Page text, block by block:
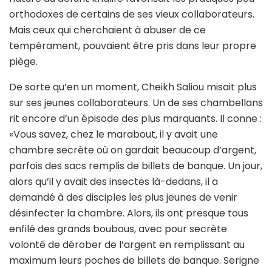
orthodoxes de certains de ses vieux collaborateurs.
Mais ceux qui cherchaient à abuser de ce
tempérament, pouvaient être pris dans leur propre
piège.
De sorte qu’en un moment, Cheikh Saliou misait plus
sur ses jeunes collaborateurs. Un de ses chambellans
rit encore d’un épisode des plus marquants. Il conne :
«Vous savez, chez le marabout, il y avait une
chambre secrète où on gardait beaucoup d’argent,
parfois des sacs remplis de billets de banque. Un jour,
alors qu’il y avait des insectes là-dedans, il a
demandé à des disciples les plus jeunes de venir
désinfecter la chambre. Alors, ils ont presque tous
enfilé des grands boubous, avec pour secrète
volonté de dérober de l’argent en remplissant au
maximum leurs poches de billets de banque. Serigne